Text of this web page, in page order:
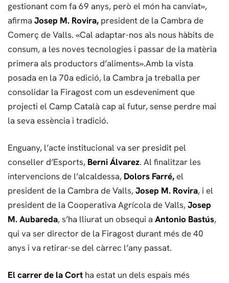
gestionant com fa 69 anys, però el món ha canviat»,
afirma Josep M. Rovira, president de la Cambra de
Comerç de Valls. «Cal adaptar-nos als nous hàbits de
consum, a les noves tecnologies i passar de la matèria
primera als productors d’aliments».Amb la vista
posada en la 70a edició, la Cambra ja treballa per
consolidar la Firagost com un esdeveniment que
projecti el Camp Català cap al futur, sense perdre mai
la seva essència i tradició.
Enguany, l’acte institucional va ser presidit pel
conseller d’Esports, Berni Álvarez. Al finalitzar les
intervencions de l’alcaldessa, Dolors Farré,el
president de la Cambra de Valls,Josep M. Rovira, i el
president de la Cooperativa Agrícola de Valls,Josep
M. Aubareda, s’ha lliurat un obsequi a Antonio Bastús,
qui va ser director de la Firagost durant més de 40
anys i va retirar-se del càrrec l’any passat.
El carrer de la Cort ha estat un dels espais més